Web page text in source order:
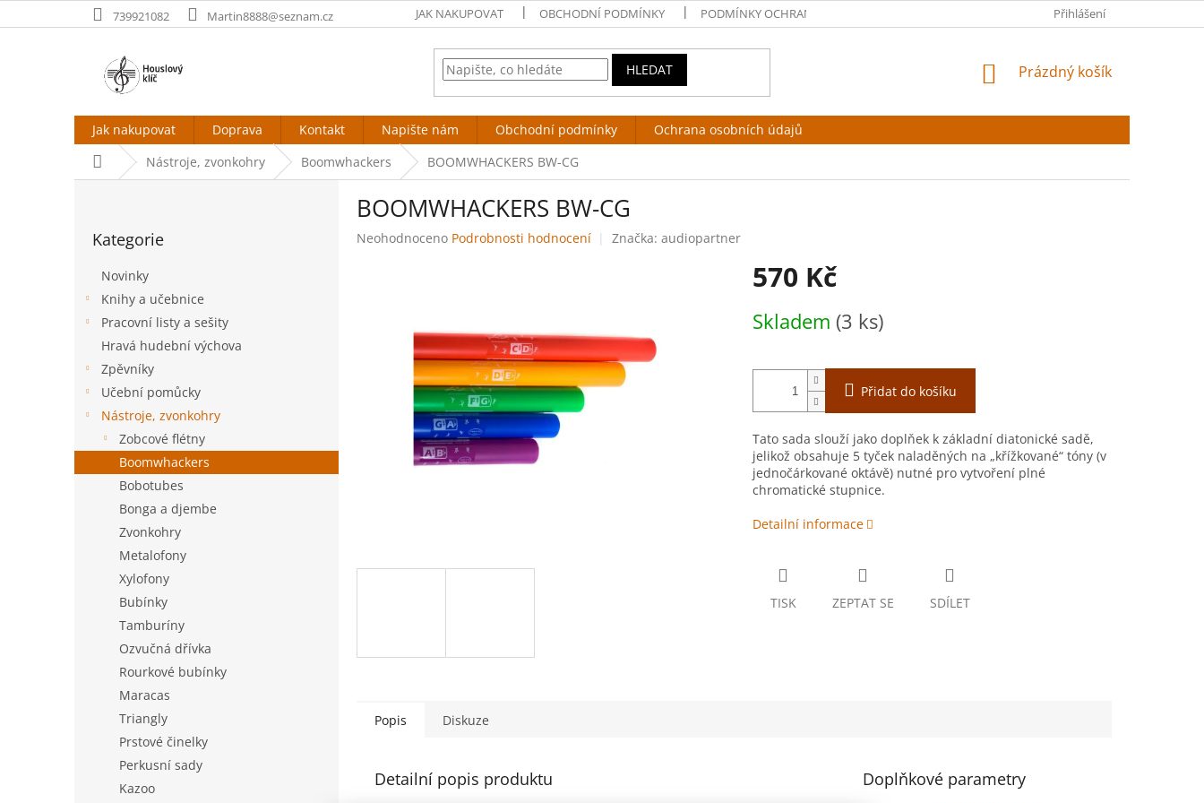
na
739921082 Martin8888@seznam.cz JAK NAKUPOVAT OBCHODNÍ PODMÍNKY PODMÍNKY OCHRANY OSOBNÍCH ÚDAJŮ Přihlášení
HLEDAT
NÁKUPNÍ
Prázdný košík
Jak nakupovat Doprava Kontakt Napište nám Obchodní podmínky
Ochrana osobních údajů
Domů Nástroje, zvonkohry Boomwhackers BOOMWHACKERS BW-CG
l
kategorie
Kategorie
Novinky
Knihy a učebnice
Pracovní listy a sešity
Hravá hudební výchova
Zpěvníky
Učební pomůcky
Nástroje, zvonkohry
Zobcové flétny
Boomwhackers
Bobotubes
Bonga a djembe
Zvonkohry
Metalofony
Xylofony
Bubínky
Tamburíny
Ozvučná dřívka
Rourkové bubínky
Maracas
Triangly
Prstové činelky
Perkusní sady
Kazoo
BOOMWHACKERS BW-CG
Průměrné
hvězdiček.
Neohodnoceno Podrobnosti hodnocení Značka: audiopartner
570 Kč
cena:
Skladem (3 ks)
Přidat do košíku
Tato sada slouží jako doplňek k základní diatonické sadě,
jelikož obsahuje 5 tyček naladěných na „křížkované“ tóny (v
jednočárkované oktávě) nutné pro vytvoření plné
chromatické stupnice.
Detailní informace
TISK ZEPTAT SE SDÍLET
Popis Diskuze
Detailní popis produktu Doplňkové parametry